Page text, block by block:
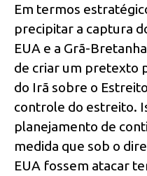
Em termos
precipitar a captura
EUA e a Grã-
de criar um pretexto
do Irã sobre o
controle do estreito.
planejamento de
medida que sob o
EUA fossem atacar